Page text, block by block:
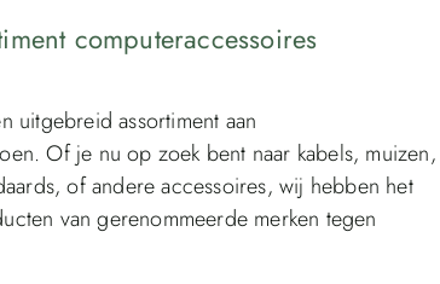
computeraccessoires
uitgebreid assortiment aan
Of je nu op zoek bent naar kabels, muizen,
of andere accessoires, wij hebben het
van gerenommeerde merken tegen